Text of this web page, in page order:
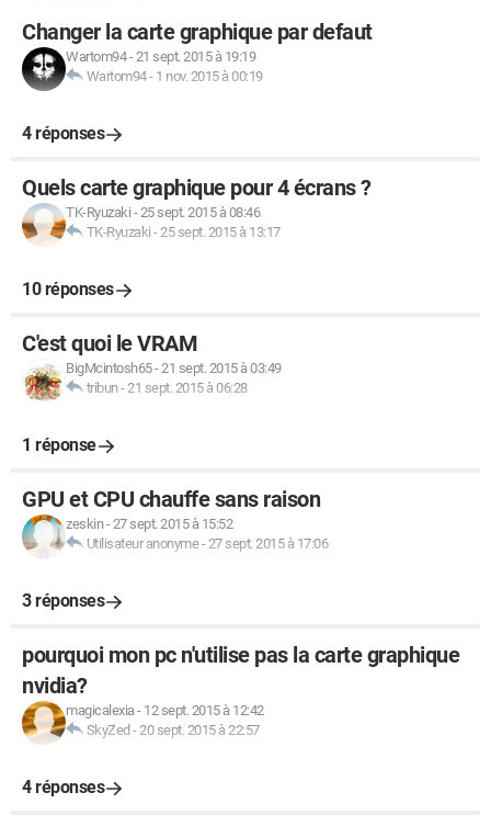
Changer la carte graphique par defaut
Wartom94-21 sept. 2015 à 19:19
Wartom94- 1 nov. 2015 à 00:19
4 réponses
Quels carte graphique pour 4 écrans ?
TK-Ryuzaki -25 sept. 2015 à 08:46
TK-Ryuzaki -25 sept. 2015 à 13:17
10 réponses
C'est quoi le VRAM
BigMcintosh65-21 sept. 2015 à 03:49
tribun-21 sept. 2015 à 06:28
1 réponse
GPU et CPU chauffe sans raison
zeskin-27 sept. 2015 à 15:52
Utilisateur anonyme-27 sept. 2015 à 17:06
3 réponses
pourquoi mon pc n'utilise pas la carte graphique
nvidia?
magicalexia- 12 sept. 2015 à 12:42
SkyZed -20 sept. 2015 à 22:57
4 réponses